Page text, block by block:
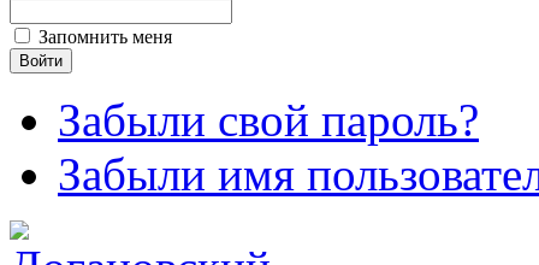
Запомнить меня
Забыли свой пароль?
Забыли имя